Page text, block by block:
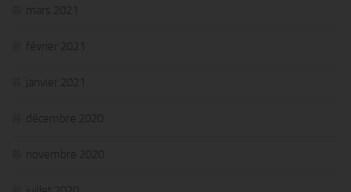
mars 2021
février 2021
janvier 2021
décembre 2020
novembre 2020